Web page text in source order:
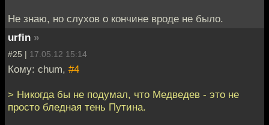
Не знаю, но слухов о кончине вроде не было.
urfin »
#25 | 17.05.12 15:14
Кому: chum, #4
> Никогда бы не подумал, что Медведев - это не
просто бледная тень Путина.